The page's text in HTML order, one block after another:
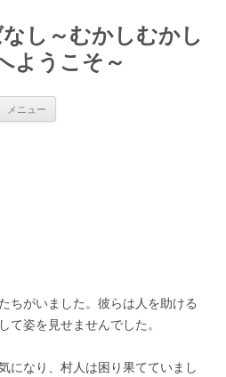
し～むかしむかし
ようこそ～
メニュー
ちがいました。彼らは人を助ける
て姿を見せませんでした。
になり、村人は困り果てていまし